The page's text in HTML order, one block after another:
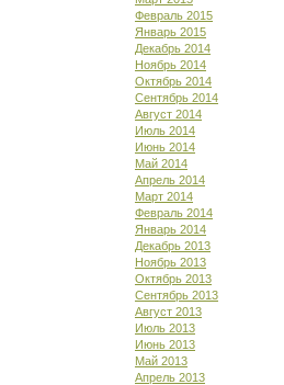
Февраль 2015
Январь 2015
Декабрь 2014
Ноябрь 2014
Октябрь 2014
Сентябрь 2014
Август 2014
Июль 2014
Июнь 2014
Май 2014
Апрель 2014
Март 2014
Февраль 2014
Январь 2014
Декабрь 2013
Ноябрь 2013
Октябрь 2013
Сентябрь 2013
Август 2013
Июль 2013
Июнь 2013
Май 2013
Апрель 2013